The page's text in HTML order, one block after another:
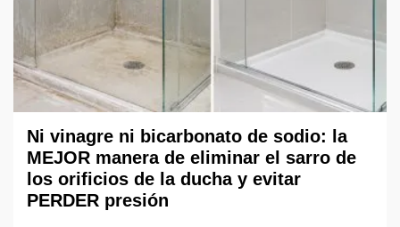
Ni vinagre ni bicarbonato de sodio: la
MEJOR manera de eliminar el sarro de
los orificios de la ducha y evitar
PERDER presión